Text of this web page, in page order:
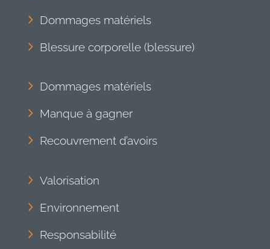
Dommages matériels
Blessure corporelle (blessure)
Dommages matériels
Manque à gagner
Recouvrement d’avoirs
Valorisation
Environnement
Responsabilité